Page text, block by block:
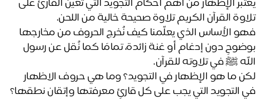
يعتبر الإظهار من أهم أحكام التجويد التي تُعين القارئ على
القرآن الكريم تلاوة صحيحة خالية من اللحن.
فهو الأساس الذي يعلّمنا كيف نُخرج الحروف من مخارجها
بوضوحٍ دون إدغام أو غنة زائدة، تمامًا كما نُقل عن رسول
ﷺ في تلاوته للقرآن.
لكن ما هو الإظهار في التجويد؟ وما هي حروف الاظهار
التجويد التي يجب على كل قارئٍ معرفتها وإتقان نطقها؟